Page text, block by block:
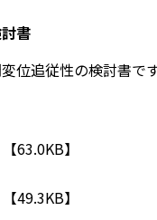
書
位追従性の検討書で
63.0KB】
49.3KB】